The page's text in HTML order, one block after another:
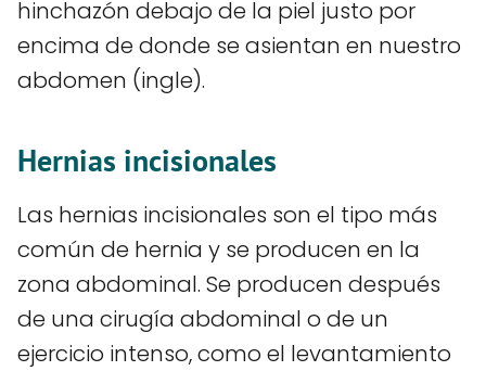
hinchazón debajo de la piel justo por
encima de donde se asientan en nuestro
abdomen (ingle).
Hernias incisionales
Las hernias incisionales son el tipo más
común de hernia y se producen en la
zona abdominal. Se producen después
de una cirugía abdominal o de un
ejercicio intenso, como el levantamiento